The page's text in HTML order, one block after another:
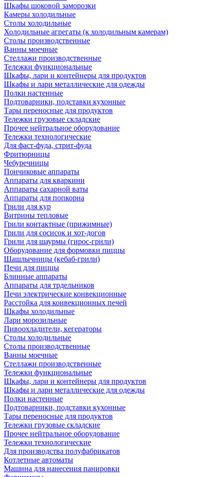
Шкафы шоковой заморозки
Камеры холодильные
Столы холодильные
Холодильные агрегаты (к холодильным камерам)
Столы производственные
Ванны моечные
Стеллажи производственные
Тележки функциональные
Шкафы, лари и контейнеры для продуктов
Шкафы и лари металлические для одежды
Полки настенные
Подтоварники, подставки кухонные
Тары переносные для продуктов
Тележки грузовые складские
Прочее нейтральное оборудование
Тележки технологические
Для фаст-фуда, стрит-фуда
Фритюрницы
Чебуречницы
Пончиковые аппараты
Аппараты для кваркини
Аппараты сахарной ваты
Аппараты для попкорна
Грили для кур
Витрины тепловые
Грили контактные (прижимные)
Грили для сосисок и хот-догов
Грили для шаурмы (гирос-грили)
Оборудование для формовки пиццы
Шашлычницы (кебаб-грили)
Печи для пиццы
Блинные аппараты
Аппараты для трдельников
Печи электрические конвекционные
Расстойка для конвекционных печей
Шкафы холодильные
Лари морозильные
Пивоохладители, кегераторы
Столы холодильные
Столы производственные
Ванны моечные
Стеллажи производственные
Тележки функциональные
Шкафы, лари и контейнеры для продуктов
Шкафы и лари металлические для одежды
Полки настенные
Подтоварники, подставки кухонные
Тары переносные для продуктов
Тележки грузовые складские
Прочее нейтральное оборудование
Тележки технологические
Для производства полуфабрикатов
Котлетные автоматы
Машина для нанесения панировки